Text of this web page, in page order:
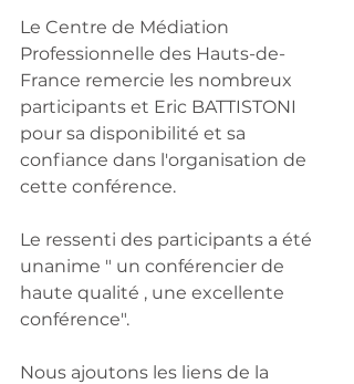
Le Centre de Médiation
Professionnelle des Hauts-de-
France remercie les nombreux
participants et Eric BATTISTONI
pour sa disponibilité et sa
confiance dans l'organisation de
cette conférence.
Le ressenti des participants a été
unanime " un conférencier de
haute qualité , une excellente
conférence".
Nous ajoutons les liens de la